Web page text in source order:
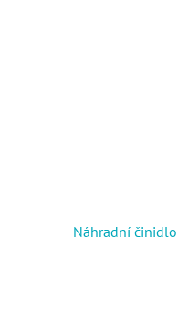
Náhradní